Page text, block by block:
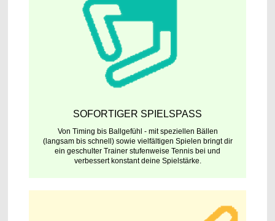
SOFORTIGER SPIELSPASS
Von Timing bis Ballgefühl - mit speziellen Bällen
(langsam bis schnell) sowie vielfältigen Spielen bringt dir
ein geschulter Trainer stufenweise Tennis bei und
verbessert konstant deine Spielstärke.